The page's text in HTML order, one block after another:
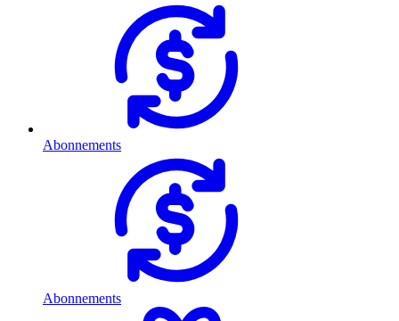
Abonnements
Abonnements